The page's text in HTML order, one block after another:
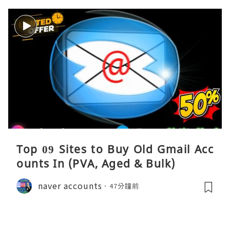
Top 09 Sites to Buy Old Gmail Acc
ounts In (PVA, Aged & Bulk)
naver accounts 47分鐘前